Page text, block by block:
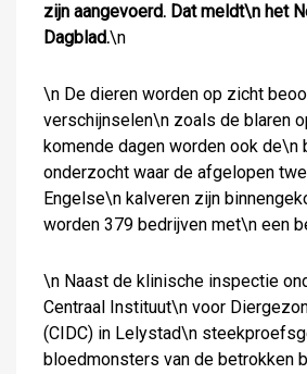
zijn aangevoerd. Dat meldt\n het
Dagblad.\n
\n De dieren worden op zicht
verschijnselen\n zoals de blaren
komende dagen worden ook de\n
onderzocht waar de afgelopen
Engelse\n kalveren zijn
worden 379 bedrijven met\n een
\n Naast de klinische inspectie
Centraal Instituut\n voor
(CIDC) in Lelystad\n
bloedmonsters van de betrokken